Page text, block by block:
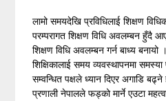
लामो समयदेखि प्रविधिलाई शिक्षण
परम्परागत शिक्षण विधि अवलम्बन हुँदै
शिक्षण विधि अवलम्बन गर्न बाध्य बनायो
शिक्षिकालाई समय व्यवस्थापनमा
सम्वन्धित पक्षले ध्यान दिएर अगाडि बढ्ने
प्रणाली नेपालले फड्को मार्ने एउटा